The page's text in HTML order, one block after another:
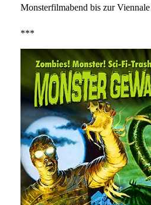
Monsterfilmabend bis zur
***